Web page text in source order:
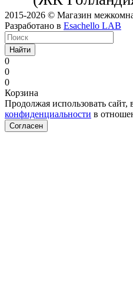
2015-2026 © Магазин
Разработано в Esachello LAB
Найти
0
0
0
Корзина
Продолжая использовать сайт,
конфиденциальности в
Согласен